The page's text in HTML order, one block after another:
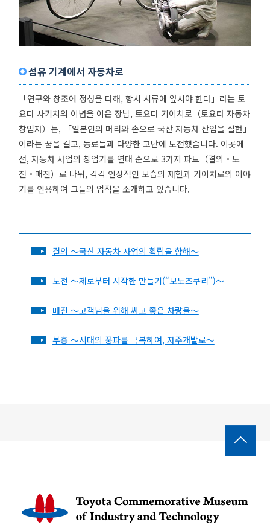
섬유 기계에서 자동차로
「연구와 창조에 정성을 다해, 항시 시류에 앞서야 한다」라는 토
요다 사키치의 이념을 이은 장남, 토요다 기이치로（토요타 자동차
창업자）는, 「일본인의 머리와 손으로 국산 자동차 산업을 실현」
이라는 꿈을 걸고, 동료들과 다양한 고난에 도전했습니다. 이곳에
선, 자동차 사업의 창업기를 연대 순으로 3가지 파트（결의・도
전・매진）로 나눠, 각각 인상적인 모습의 재현과 기이치로의 이야
기를 인용하여 그들의 업적을 소개하고 있습니다.
결의 ～국산 자동차 사업의 확립을 향해～
도전 ～제로부터 시작한 만들기(“모노즈쿠리”)～
매진 ～고객님을 위해 싸고 좋은 차량을～
부흥 ～시대의 풍파를 극복하여, 자주개발로～
